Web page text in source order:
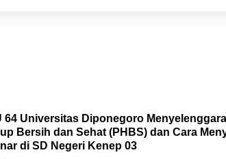
64 Universitas Diponegoro
Bersih dan Sehat (PHBS) dan Cara
di SD Negeri Kenep 03